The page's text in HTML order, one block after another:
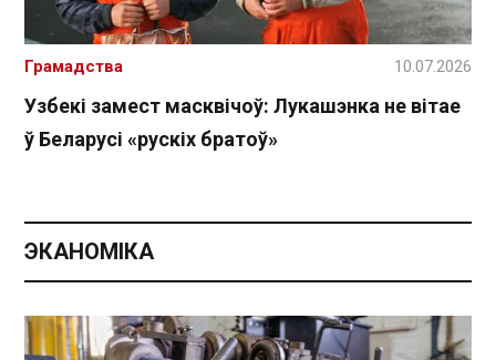
Узбекі замест масквічоў: Лукашэнка не вітае
ў Беларусі «рускіх братоў»
Грамадства 10.07.2026
ЭКАНОМІКА